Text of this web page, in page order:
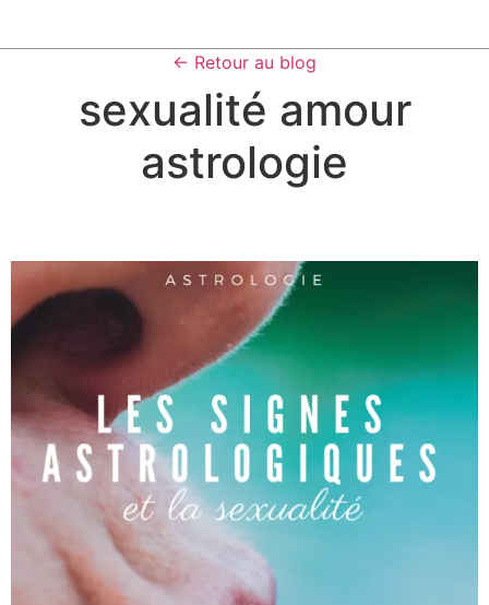
← Retour au blog
sexualité amour
astrologie